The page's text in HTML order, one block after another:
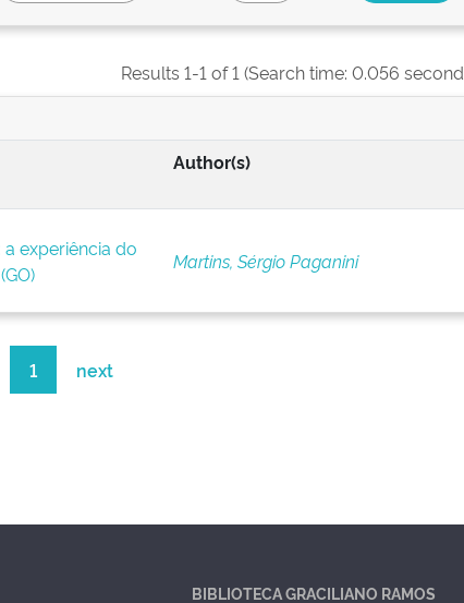
Results 1-1 of 1 (Search time: 0.056
Author(s)
experiência do
Martins, Sérgio Paganini
1 next
BIBLIOTECA GRACILIANO RAMOS